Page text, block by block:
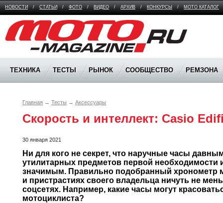
НОВОСТИ / СТАТЬИ / ФОТО / ВИДЕО / АРХИВ / КОНКУРСЫ / МОТО КАТАЛОГ
Moto Magazine
ТЕХНИКА ТЕСТЫ РЫНОК СООБЩЕСТВО РЕМЗОНА
Главная → Тесты → Аксессуары
Скорость и интеллект: Casio
30 января 2021
Ни для кого не секрет, что наручные часы
утилитарных предметов первой необходимости
значимым. Правильно подобранный хронометр
и пристрастиях своего владельца ничуть не
соцсетях. Например, какие часы могут
мотоциклиста?